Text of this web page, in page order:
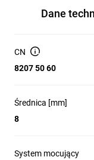
Dane
CN
8207 50 60
Średnica [mm]
8
System mocujący